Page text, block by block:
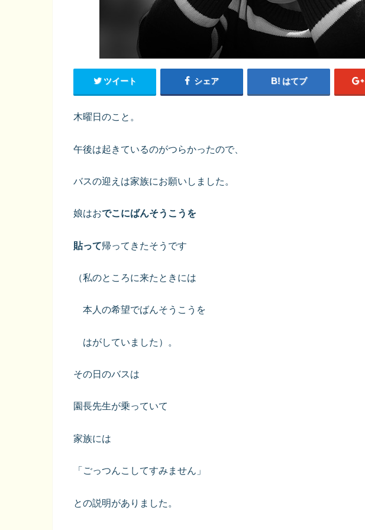
ツイート シェア はてブ
木曜日のこと。
午後は起きているのがつらかったので、
バスの迎えは家族にお願いしました。
娘はおでこにばんそうこうを
貼って帰ってきたそうです
（私のところに来たときには
本人の希望でばんそうこうを
はがしていました）。
その日のバスは
園長先生が乗っていて
家族には
「ごっつんこしてすみません」
との説明がありました。